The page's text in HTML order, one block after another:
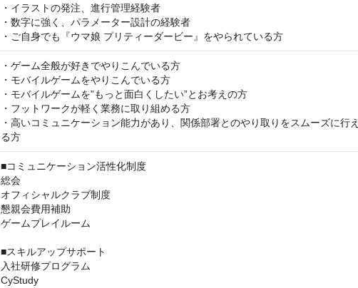
・イラストの発注、進行管理経験者
・数字に強く、パラメーター設計の経験者
・ご自身でも『ウマ娘 プリティーダービー』をやられている方
・ゲーム全般が好きでやりこんでいる方
・モバイルゲームをやりこんでいる方
・モバイルゲームを”もっと面白くしたい”とお考えの方
・フットワークが軽く業務に取り組める方
・高いコミュニケーション能力があり、関係部署とのやり取りをスムーズに行え
る方
■コミュニケーション活性化制度
総会
オフィシャルクラブ制度
懇親会費用補助
ゲームプレイルーム
■スキルアップサポート
入社研修プログラム
CyStudy